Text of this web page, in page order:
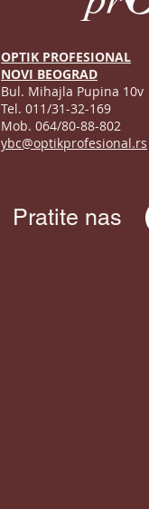
OPTIK PROFESIONAL
NOVI BEOGRAD
Bul. Mihajla Pupina 10v
Tel. 011/31-32-169
Mob. 064/80-88-802
ybc@optikprofesional.rs
Pratite nas